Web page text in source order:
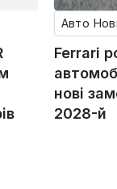
Авто
Ferrari
нові
2028-й